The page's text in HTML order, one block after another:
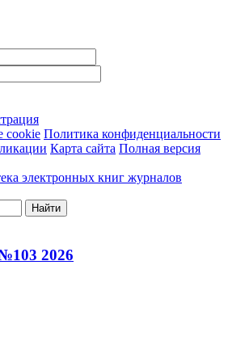
cookie Политика конфиденциальности
Карта сайта Полная версия
электронных книг журналов
Найти
2026